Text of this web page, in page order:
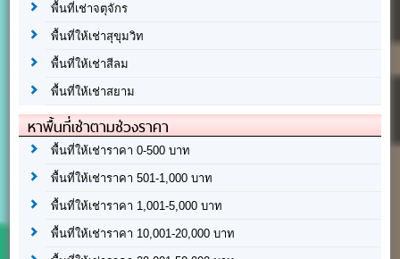
พื้นที่เช่าจตุจักร
พื้นที่ให้เช่าสุขุมวิท
พื้นที่ให้เช่าสีลม
พื้นที่ให้เช่าสยาม
หาพื้นที่เช่าตามช่วงราคา
พื้นที่ให้เช่าราคา 0-500 บาท
พื้นที่ให้เช่าราคา 501-1,000 บาท
พื้นที่ให้เช่าราคา 1,001-5,000 บาท
พื้นที่ให้เช่าราคา 10,001-20,000 บาท